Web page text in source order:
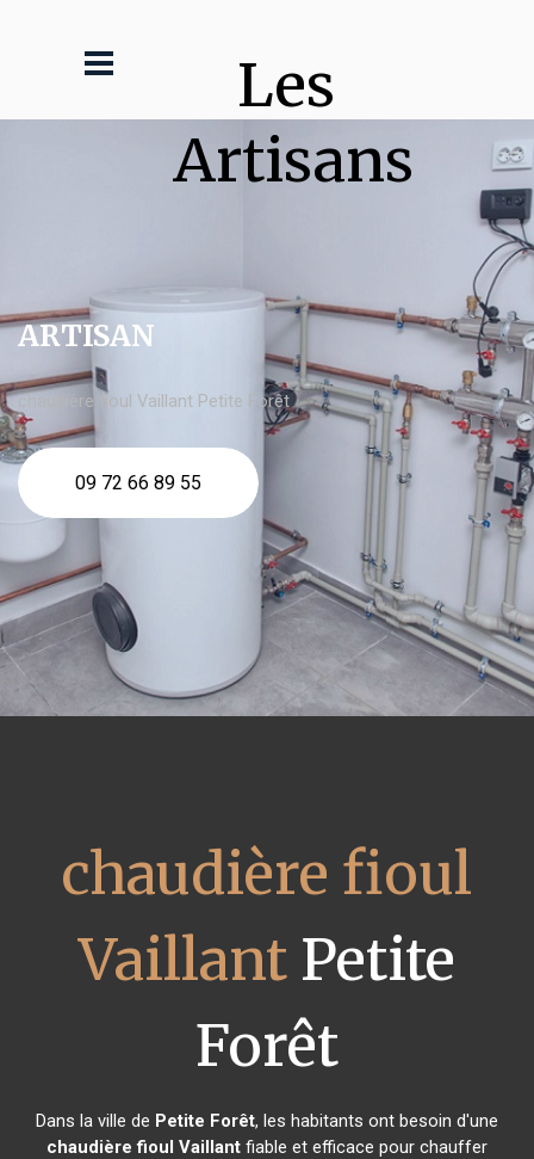
Les
Artisans
ARTISAN
chaudière fioul Vaillant Petite Forêt
09 72 66 89 55
chaudière fioul
VaillantPetite
Forêt
Dans la ville de Petite Forêt, les habitants ont besoin d'une
chaudière fioul Vaillantfiable et efficace pour chauffer